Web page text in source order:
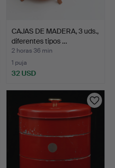
CAJAS DE MADERA, 3 uds.,
diferentes tipos …
2 horas 36 min
1 puja
32 USD